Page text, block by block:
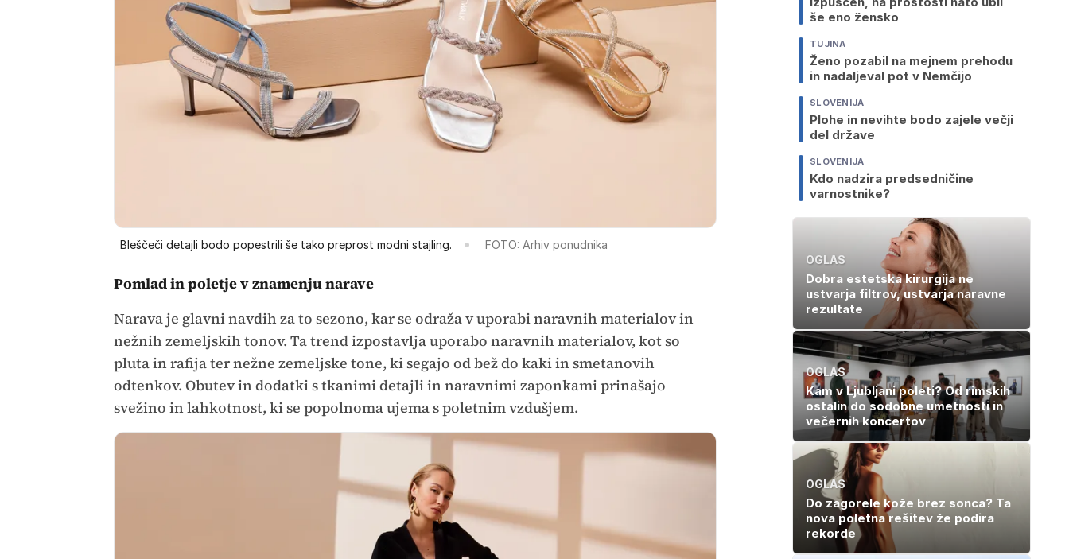
Bleščeči detajli bodo popestrili še tako preprost modni stajling. FOTO: Arhiv ponudnika
Pomlad in poletje v znamenju narave
Narava je glavni navdih za to sezono, kar se odraža v uporabi naravnih materialov in
nežnih zemeljskih tonov. Ta trend izpostavlja uporabo naravnih materialov, kot so
pluta in rafija ter nežne zemeljske tone, ki segajo od bež do kaki in smetanovih
odtenkov. Obutev in dodatki s tkanimi detajli in naravnimi zaponkami prinašajo
svežino in lahkotnost, ki se popolnoma ujema s poletnim vzdušjem.
še eno žensko
TUJINA
Ženo pozabil na mejnem prehodu
in nadaljeval pot v Nemčijo
SLOVENIJA
Plohe in nevihte bodo zajele večji
del države
SLOVENIJA
Kdo nadzira predsedničine
varnostnike?
OGLAS
Dobra estetska kirurgija ne
ustvarja filtrov, ustvarja naravne
rezultate
OGLAS
Kam v Ljubljani poleti? Od rimskih
ostalin do sodobne umetnosti in
večernih koncertov
OGLAS
Do zagorele kože brez sonca? Ta
nova poletna rešitev že podira
rekorde